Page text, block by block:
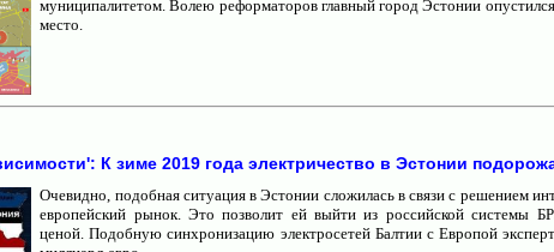
муниципалитетом. Волею реформаторов главный город Эстонии
место.
К зиме 2019 года электричество в Эстонии
Очевидно, подобная ситуация в Эстонии сложилась в связи с решением
европейский рынок. Это позволит ей выйти из российской системы
ценой. Подобную синхронизацию электросетей Балтии с Европой